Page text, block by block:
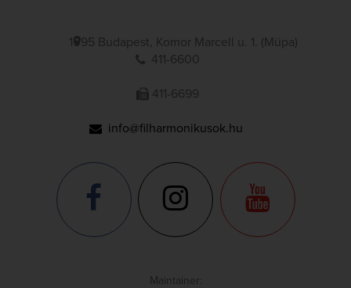
1095 Budapest, Komor Marcell u. 1. (Müpa)
411-6600
411-6699
info@filharmonikusok.hu
Maintainer: